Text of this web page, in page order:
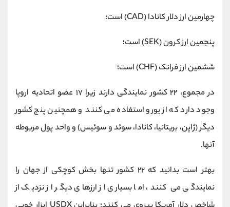
چهارمین ارز دلار کانادا (CAD) است؛
پنجمین ارز کرون (SEK) است؛
ششمین ارز فرانک (CHF) است؛
در مجموع، ۲۲ کشور نمایندگی دارند زیرا ۱۷ عضو اتحادیه اروپا
وجود دارد که از یورو استفاده می ‌کنند و همچنین پنج کشور
دیگر (ژاپن، بریتانیا، کانادا، سوئد و سوئیس) و واحد پول مربوطه
آنها.
بهتر است بدانید که ۲۲ کشور تنها بخش کوچکی از جهان را
نمایندگی می‌ کنند، اما بسیاری از ارزهای دیگر از نزدیک از